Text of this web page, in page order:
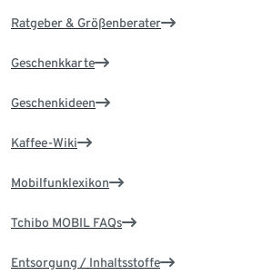
Ratgeber & Größenberater
Geschenkkarte
Geschenkideen
Kaffee-Wiki
Mobilfunklexikon
Tchibo MOBIL FAQs
Entsorgung / Inhaltsstoffe